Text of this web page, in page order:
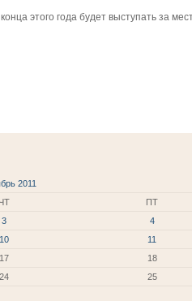
этого года будет выступать за
2011
ЧТ ПТ
3 4
10 11
17 18
24 25